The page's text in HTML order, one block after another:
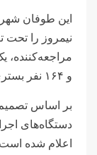
این طوفان
نیمروز را تحت
و ۱۶۴ نفر بستری شده‌اند.
بر اساس
دستگاه‌های
اعلام شده